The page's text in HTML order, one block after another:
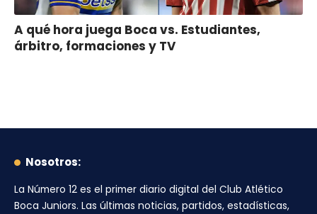
A qué hora juega Boca vs. Estudiantes,
árbitro, formaciones y TV
Nosotros:
La Número 12 es el primer diario digital del Club Atlético
Boca Juniors. Las últimas noticias, partidos, estadísticas,